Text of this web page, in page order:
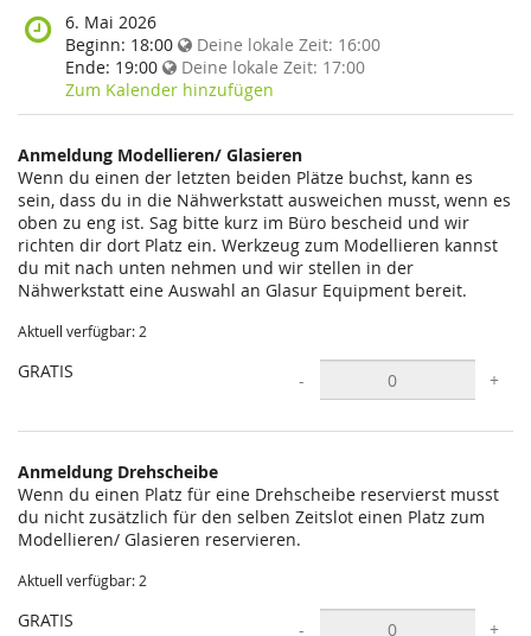
statt?
Wann
findet
diese
Veranstaltung
statt?
6. Mai 2026
Beginn: 18:00 Deine lokale Zeit: 16:00
Ende: 19:00 Deine lokale Zeit: 17:00
Zum Kalender hinzufügen
Anmeldung Modellieren/ Glasieren
Wenn du einen der letzten beiden Plätze buchst, kann es
sein, dass du in die Nähwerkstatt ausweichen musst, wenn es
oben zu eng ist. Sag bitte kurz im Büro bescheid und wir
richten dir dort Platz ein. Werkzeug zum Modellieren kannst
du mit nach unten nehmen und wir stellen in der
Nähwerkstatt eine Auswahl an Glasur Equipment bereit.
Aktuell verfügbar: 2
GRATIS - +
Anmeldung Drehscheibe
Wenn du einen Platz für eine Drehscheibe reservierst musst
du nicht zusätzlich für den selben Zeitslot einen Platz zum
Modellieren/ Glasieren reservieren.
Aktuell verfügbar: 2
GRATIS - +